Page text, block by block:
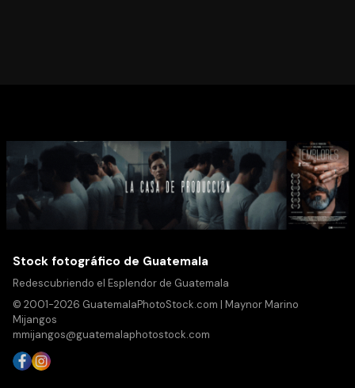
Stock fotográfico de Guatemala
Redescubriendo el Esplendor de Guatemala
© 2001-2026 GuatemalaPhotoStock.com | Maynor Marino
Mijangos
mmijangos@guatemalaphotostock.com